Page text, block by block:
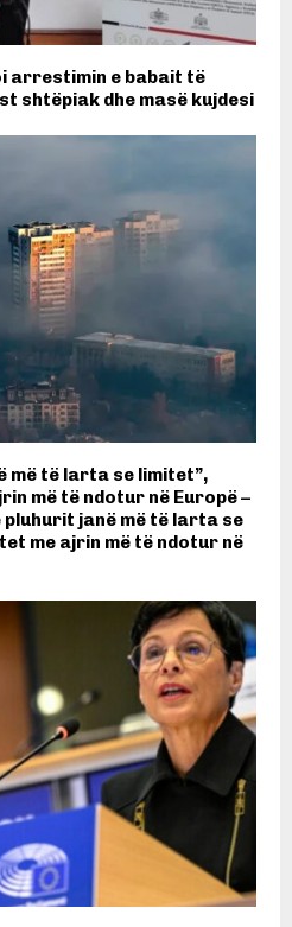
arrestimin e babait të
shtëpiak dhe masë kujdesi
më të larta se limitet”,
më të ndotur në Europë –
pluhurit janë më të larta se
me ajrin më të ndotur në